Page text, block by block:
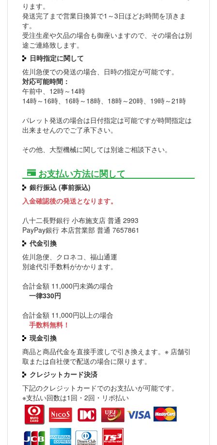
ります。
発送完了まで営業日換算で1～3日ほどお時間を頂きま
す。
受注生産や欠品の場合も御座いますので、その場合は別
途ご連絡致します。
日時指定に関して
佐川急便での発送の場合、日時の指定が可能です。
対応可能時間：
午前中、12時～14時
14時～16時、16時～18時、18時～20時、19時～21時
パレット発送の場合は日付指定は可能ですが時間指定は
出来ませんのでご了承下さい。
その他、大型機械に関しては別途ご相談下さい。
お支払い方法に関して
銀行振込 (事前振込)
入金確認後の発送となります。
八十二長野銀行 小布施支店 普通 2993
PayPay銀行 本店営業部 普通 7657861
代金引換
佐川急便、クロネコ、福山通運
別途代引手数料がかかります。
合計金額 11,000円未満の場合
一律330円
合計金額 11,000円以上の場合
手数料無料！
現金引換
商品と商品代金を直接手渡しで引き換えます。※ 店舗引
取または自社便で配送の場合に限ります。
クレジットカード決済
下記のクレジットカードでのお支払いが可能です。
※支払い回数は1回・2回・リボ払い